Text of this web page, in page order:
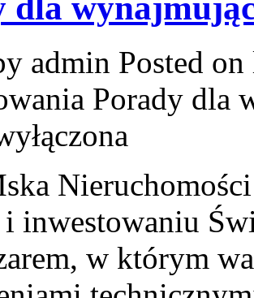
dla
admin Posted
Porady dla
i inwestowaniu
w którym